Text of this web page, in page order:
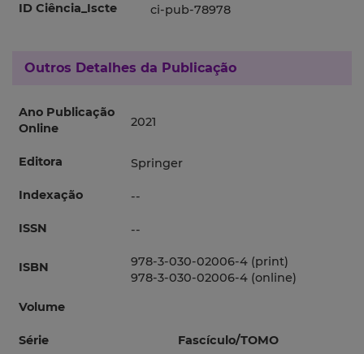
ID Ciência_Iscte ci-pub-78978
Outros Detalhes da Publicação
Ano Publicação
Online
2021
Editora Springer
Indexação --
ISSN --
ISBN
978-3-030-02006-4 (print)
978-3-030-02006-4 (online)
Volume
Série Fascículo/TOMO